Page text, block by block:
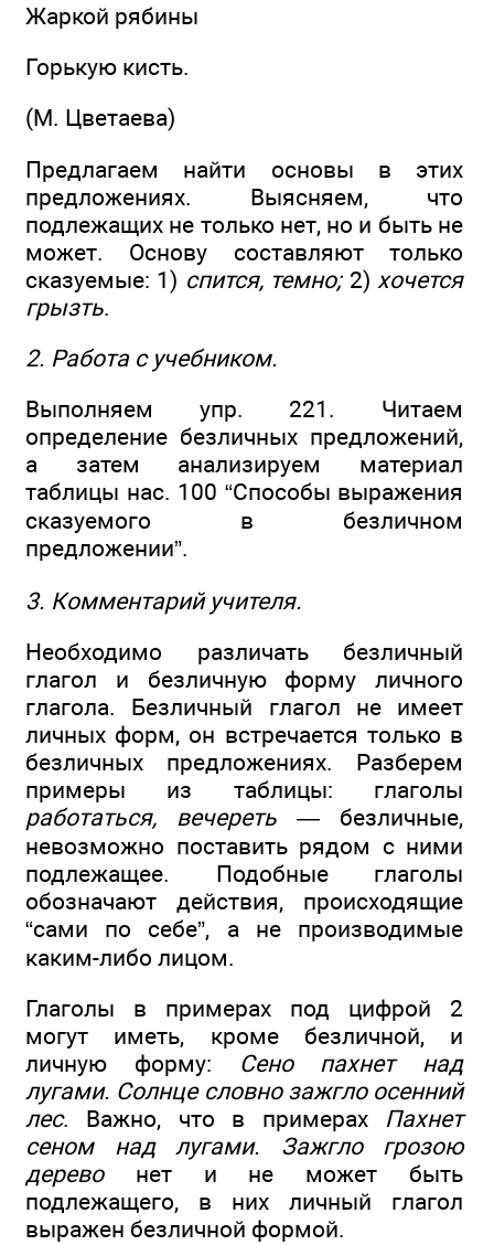
Жаркой рябины
Горькую кисть.
(М. Цветаева)
Предлагаем найти основы в этих
предложениях. Выясняем, что
подлежащих не только нет, но и быть не
может. Основу составляют только
сказуемые: 1) спится, темно;2) хочется
грызть.
2. Работа с учебником.
Выполняем упр. 221. Читаем
определение безличных предложений,
а затем анализируем материал
таблицы нас. 100 “Способы выражения
сказуемого в безличном
предложении”.
3. Комментарий учителя.
Необходимо различать безличный
глагол и безличную форму личного
глагола. Безличный глагол не имеет
личных форм, он встречается только в
безличных предложениях. Разберем
примеры из таблицы: глаголы
работаться, вечереть — безличные,
невозможно поставить рядом с ними
подлежащее. Подобные глаголы
обозначают действия, происходящие
“сами по себе”, а не производимые
каким-либо лицом.
Глаголы в примерах под цифрой 2
могут иметь, кроме безличной, и
личную форму: Сено пахнет над
лугами. Солнце словно зажгло осенний
лес. Важно, что в примерах Пахнет
сеном над лугами. Зажгло грозою
дерево нет и не может быть
подлежащего, в них личный глагол
выражен безличной формой.